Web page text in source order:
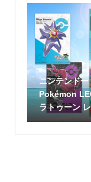
ニンテンド
Pokémon
ラトゥーン